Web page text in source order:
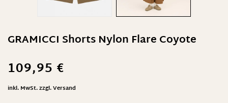
GRAMICCI Shorts Nylon Flare Coyote
109,95 €
inkl. MwSt.zzgl.Versand